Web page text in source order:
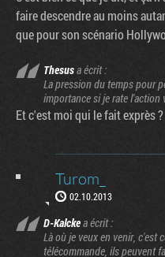
faire descendre au moins
que pour son scénario
Thesusa écrit :
La pression du temps pour
importance si je rate l'action
Et c'est moi qui le fait exprès ?
Turom_
02.10.2013
D-Kalckea écrit :
Là où je veux en venir, c'est
télécommande, ils peuvent